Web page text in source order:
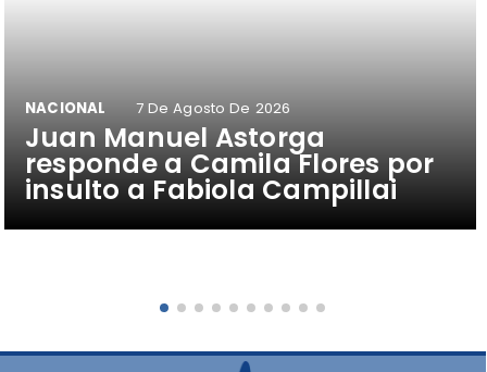
Juan Manuel Astorga
responde a Camila Flores por
insulto a Fabiola Campillai
NACIONAL 7 De Agosto De 2026